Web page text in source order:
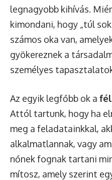
legnagyobb kihívás.
kimondani, hogy „túl
számos oka van,
gyökereznek a
személyes
Az egyik legfőbb ok a
Attól tartunk, hogy ha
meg a feladatainkkal,
alkalmatlannak, vagy
nőnek fognak tartani
mítosz, amely szerint